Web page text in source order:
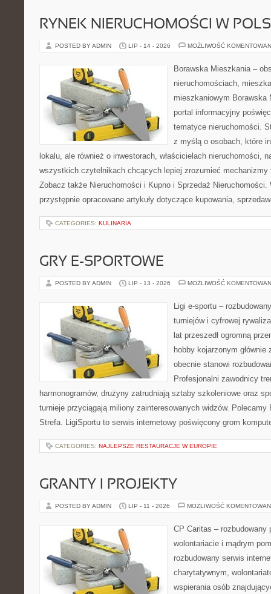
RYNEK NIERUCHOMOŚCI W
POSTED BY ADMIN LIP - 14 - 2026 MOŻLIWOŚĆ
Borawska Mieszkania –
nieruchomościach,
mieszkaniowym Borawska
portal informacyjny
tematyce nieruchomości.
z myślą o osobach, które
lokalu, ale również o inwestorach, właścicielach nieruchomości,
wszystkich czytelnikach chcących lepiej zrozumieć mechanizmy
Zobacz także Nieruchomości i Kupno i Sprzedaż
przystępnie opracowane artykuły dotyczące kupowania,
CATEGORIES: KULINARIA
GRY E-SPORTOWE
POSTED BY ADMIN LIP - 13 - 2026 MOŻLIWOŚĆ
Ligi e-sportu –
turniejów i cyfrowej
lat przeszedł ogromną
hobby kojarzonym
obecnie stanowi
Profesjonalni zawodnicy
harmonogramów, drużyny zatrudniają sztaby szkoleniowe oraz
turnieje przyciągają miliony zainteresowanych widzów.
Strefa. LigiSportu to serwis internetowy poświęcony grom
CATEGORIES: NAJLEPSZE RESTAURACJE W EUROPIE
GRANTY I PROJEKTY
POSTED BY ADMIN LIP - 11 - 2026 MOŻLIWOŚĆ
CP Caritas – rozbudowany
wolontariacie i mądrym
rozbudowany serwis
charytatywnym,
wspierania osób